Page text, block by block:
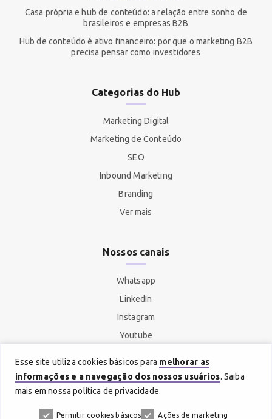
Casa própria e hub de conteúdo: a relação entre sonho de
brasileiros e empresas B2B
Hub de conteúdo é ativo financeiro: por que o marketing B2B
precisa pensar como investidores
Categorias do Hub
Marketing Digital
Marketing de Conteúdo
SEO
Inbound Marketing
Branding
Ver mais
Nossos canais
Whatsapp
LinkedIn
Instagram
Youtube
Esse site utiliza cookies básicos para melhorar as
informações e a navegação dos nossos usuários. Saiba
mais em nossa política de privacidade.
Permitir cookies básicos Ações de marketing